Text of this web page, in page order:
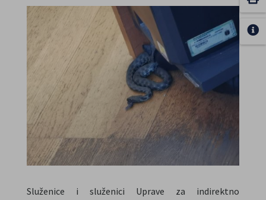
Služenice i služenici Uprave za indirektno